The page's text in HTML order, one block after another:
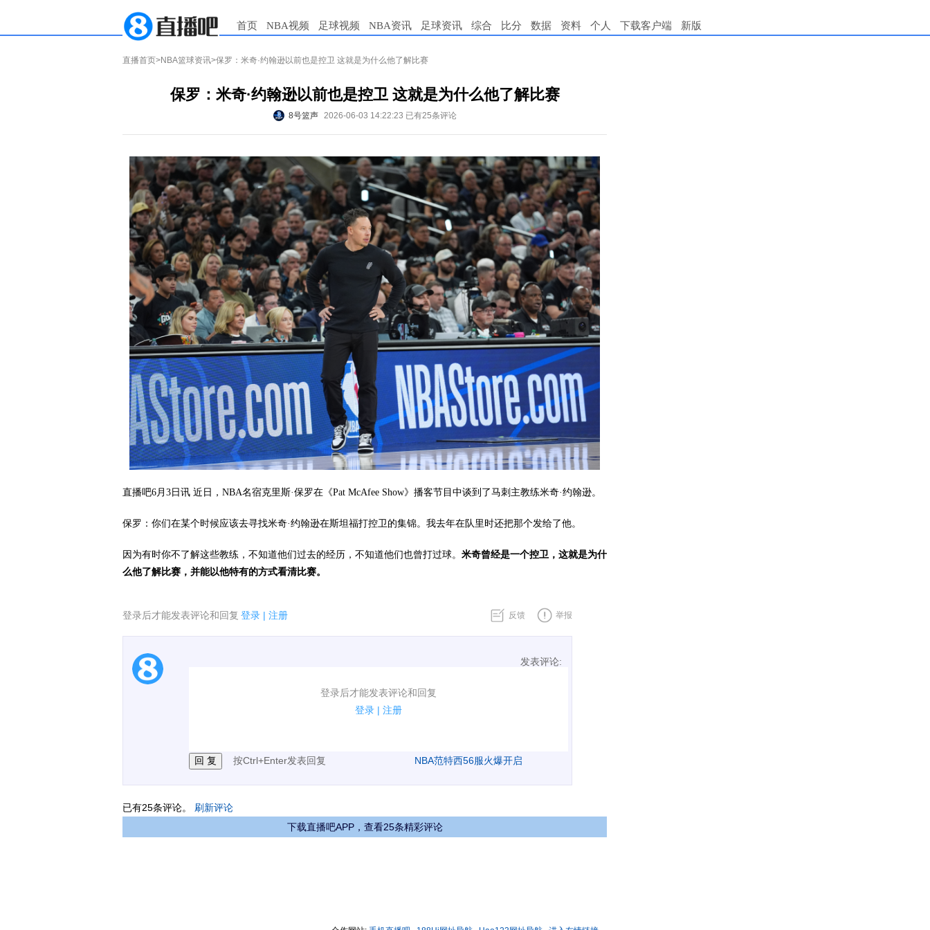
首页 NBA视频 足球视频 NBA资讯 足球资讯 综合 比分 数据 资料 个人 下载客户端 新版
直播首页>NBA篮球资讯>保罗：米奇·约翰逊以前也是控卫 这就是为什么他了解比赛
保罗：米奇·约翰逊以前也是控卫 这就是为什么他了解比赛
8号篮声 2026-06-03 14:22:23 已有25条评论
直播吧6月3日讯 近日，NBA名宿克里斯·保罗在《Pat McAfee Show》播客节目中谈到了马刺主教练米奇·约翰逊。
保罗：你们在某个时候应该去寻找米奇·约翰逊在斯坦福打控卫的集锦。我去年在队里时还把那个发给了他。
因为有时你不了解这些教练，不知道他们过去的经历，不知道他们也曾打过球。 米奇曾经是一个控卫，这就是为什
么他了解比赛，并能以他特有的方式看清比赛。
登录后才能发表评论和回复 登录 | 注册 反馈 举报
发表评论:
登录后才能发表评论和回复
登录 | 注册
1.电脑端新用户可以发表评论了！
按Ctrl+Enter发表回复 NBA范特西56服火爆开启
已有25条评论。 刷新评论
下载直播吧APP，查看25条精彩评论